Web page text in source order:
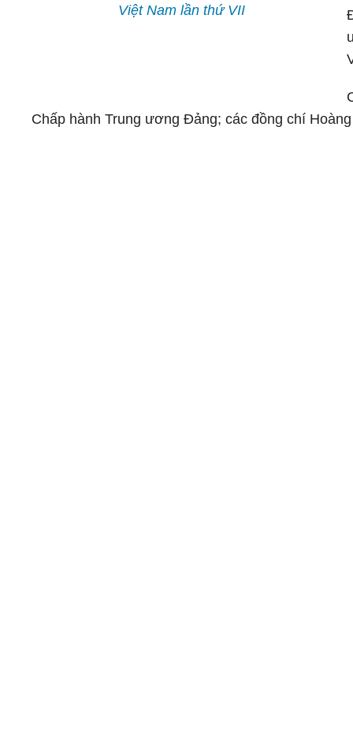
Việt Nam lần thứ VII
Chấp hành Trung ương Đảng; các đồng chí